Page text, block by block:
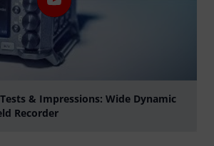
& Impressions: Wide Dynamic
Recorder